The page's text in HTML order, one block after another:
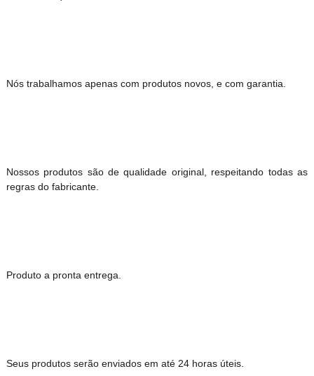
Nós trabalhamos apenas com produtos novos, e com garantia.
Nossos produtos são de qualidade original, respeitando todas as
regras do fabricante.
Produto a pronta entrega.
Seus produtos serão enviados em até 24 horas úteis.